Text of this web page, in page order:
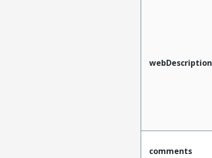
webDescription
comments